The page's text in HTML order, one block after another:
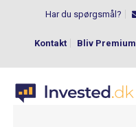
Har du spørgsmål?
Kontakt Bliv Premium